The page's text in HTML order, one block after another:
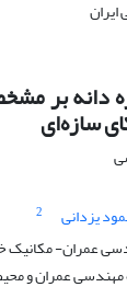
دانه بر
سازه‌ای
یزدانی
2
عمران- مکانیک